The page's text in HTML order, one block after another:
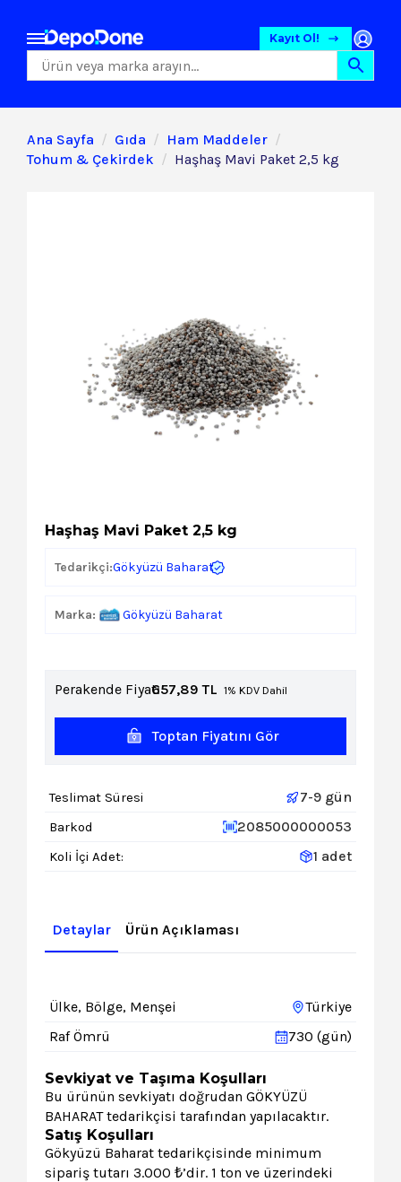
Kayıt Ol!
Ana Sayfa Gıda
Ham Maddeler
Tohum & Çekirdek
Haşhaş Mavi Paket 2,5 kg
Haşhaş Mavi Paket 2,5 kg
Tedarikçi:Gökyüzü Baharat
Marka: Gökyüzü Baharat
Perakende Fiyat:657,89 TL 1% KDV Dahil
Toptan Fiyatını Gör
Teslimat Süresi 7-9 gün
Barkod 2085000000053
Koli İçi Adet: 1 adet
Detaylar Ürün Açıklaması
Ülke, Bölge, Menşei
Türkiye
Raf Ömrü
730 (gün)
Sevkiyat ve Taşıma Koşulları
Bu ürünün sevkiyatı doğrudan GÖKYÜZÜ
BAHARAT tedarikçisi tarafından yapılacaktır.
Satış Koşulları
Gökyüzü Baharat tedarikçisinde minimum
sipariş tutarı 3.000 ₺’dir. 1 ton ve üzerindeki